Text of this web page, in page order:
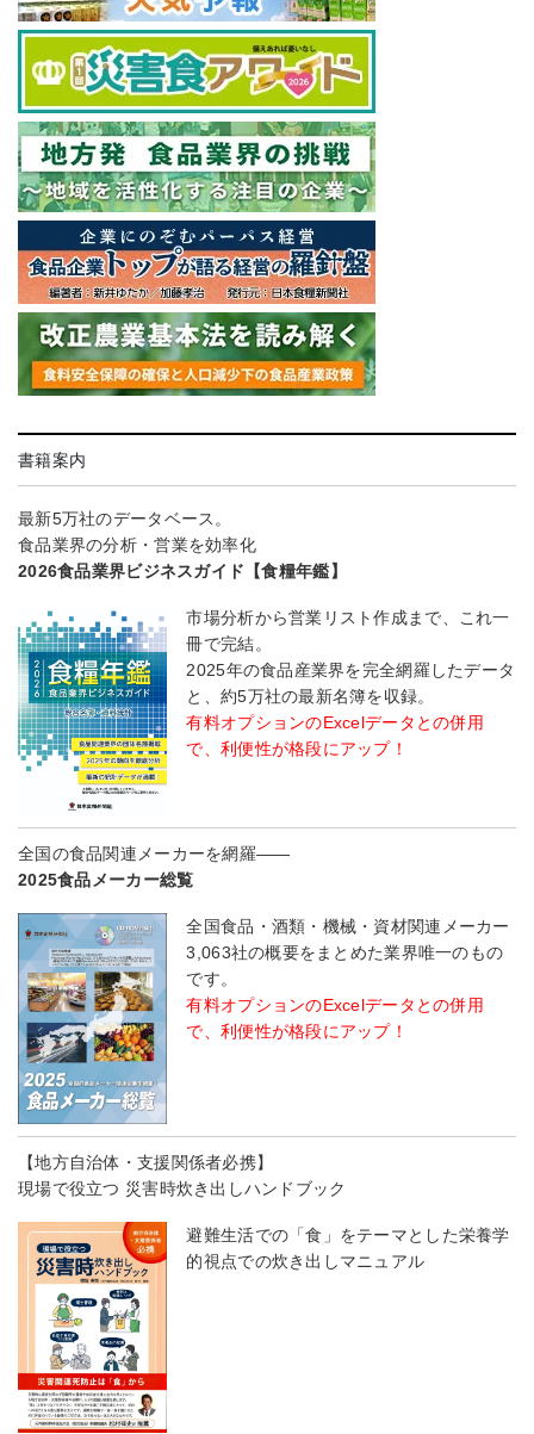
書籍案内
最新5万社のデータベース。
食品業界の分析・営業を効率化
2026食品業界ビジネスガイド【食糧年鑑】
市場分析から営業リスト作成まで、これ一
冊で完結。
2025年の食品産業界を完全網羅したデータ
と、約5万社の最新名簿を収録。
有料オプションのExcelデータとの併用
で、利便性が格段にアップ！
全国の食品関連メーカーを網羅――
2025食品メーカー総覧
全国食品・酒類・機械・資材関連メーカー
3,063社の概要をまとめた業界唯一のもの
です。
有料オプションのExcelデータとの併用
で、利便性が格段にアップ！
【地方自治体・支援関係者必携】
現場で役立つ 災害時炊き出しハンドブック
避難生活での「食」をテーマとした栄養学
的視点での炊き出しマニュアル